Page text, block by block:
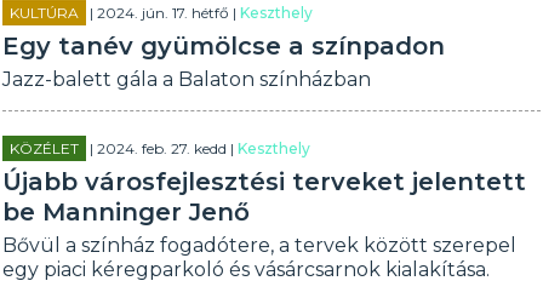
KULTÚRA | 2024. jún. 17. hétfő |Keszthely
Egy tanév gyümölcse a színpadon
Jazz-balett gála a Balaton színházban
KÖZÉLET | 2024. feb. 27. kedd |Keszthely
Újabb városfejlesztési terveket jelentett
be Manninger Jenő
Bővül a színház fogadótere, a tervek között szerepel
egy piaci kéregparkoló és vásárcsarnok kialakítása.